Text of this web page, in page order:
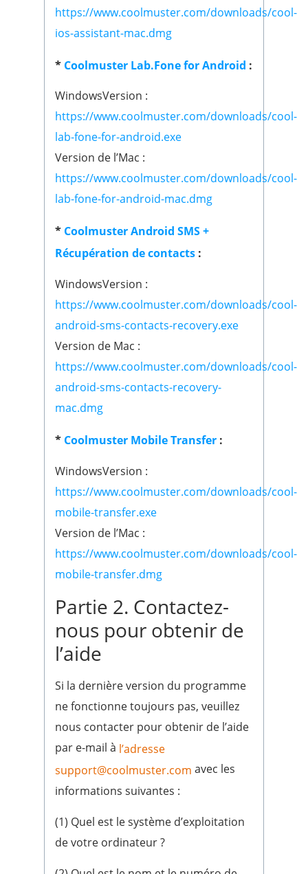
https://www.coolmuster.com/downloads/cool-
ios-assistant-mac.dmg
* Coolmuster Lab.Fone for Android :
WindowsVersion :
https://www.coolmuster.com/downloads/cool-
lab-fone-for-android.exe
Version de l’Mac :
https://www.coolmuster.com/downloads/cool-
lab-fone-for-android-mac.dmg
* Coolmuster Android SMS +
Récupération de contacts :
WindowsVersion :
https://www.coolmuster.com/downloads/cool-
android-sms-contacts-recovery.exe
Version de Mac :
https://www.coolmuster.com/downloads/cool-
android-sms-contacts-recovery-
mac.dmg
* Coolmuster Mobile Transfer :
WindowsVersion :
https://www.coolmuster.com/downloads/cool-
mobile-transfer.exe
Version de l’Mac :
https://www.coolmuster.com/downloads/cool-
mobile-transfer.dmg
Partie 2. Contactez-
nous pour obtenir de
l’aide
Si la dernière version du programme
ne fonctionne toujours pas, veuillez
nous contacter pour obtenir de l’aide
par e-mail à l’adresse
support@coolmuster.com avec les
informations suivantes :
(1) Quel est le système d’exploitation
de votre ordinateur ?